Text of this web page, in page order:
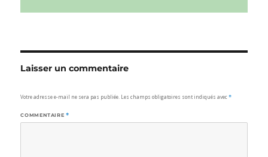
Laisser un commentaire
Votre adresse e-mail ne sera pas publiée. Les champs obligatoires sont indiqués avec*
COMMENTAIRE *